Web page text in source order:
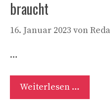
braucht
16. Januar 2023 von
…
Weiterlesen …